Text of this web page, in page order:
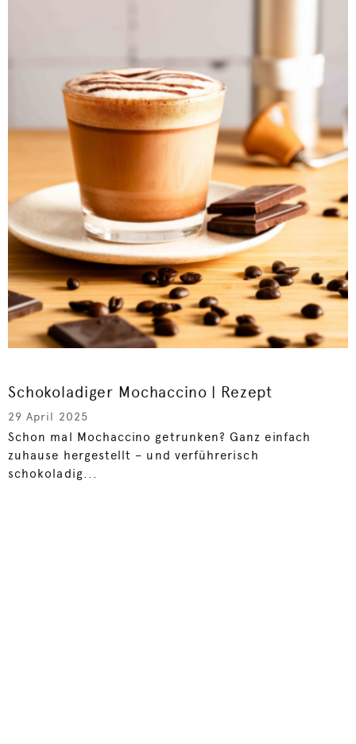
Schokoladiger Mochaccino | Rezept
29 April 2025
Schon mal Mochaccino getrunken? Ganz einfach
zuhause hergestellt – und verführerisch
schokoladig...